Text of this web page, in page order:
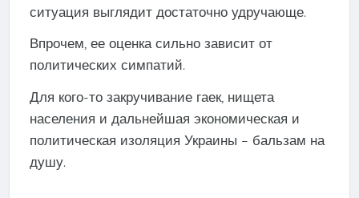
ситуация выглядит достаточно удручающе.
Впрочем, ее оценка сильно зависит от
политических симпатий.
Для кого-то закручивание гаек, нищета
населения и дальнейшая экономическая и
политическая изоляция Украины – бальзам на
душу.